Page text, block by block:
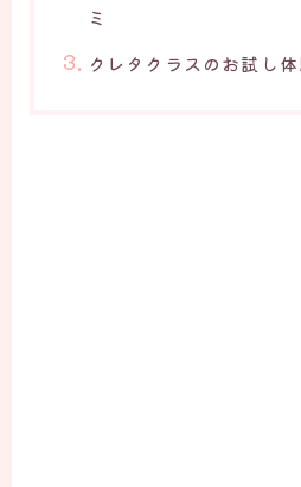
ミ
クレタクラスのお試し